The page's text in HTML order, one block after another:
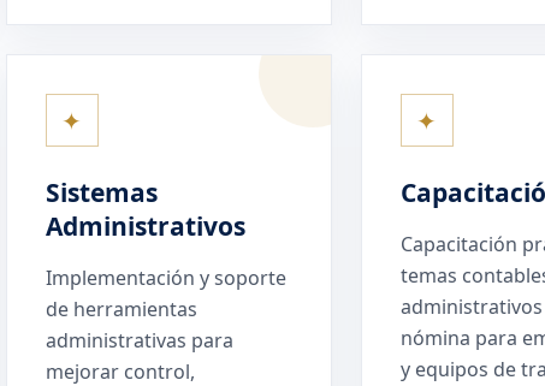
✦
Sistemas
Administrativos
Implementación y soporte
de herramientas
administrativas para
mejorar control,
✦
Capacitación
temas
administrativos
nómina para
y equipos de